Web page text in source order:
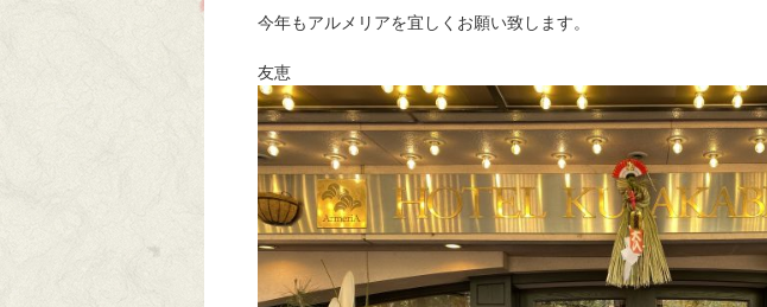
今年もアルメリアを宜しくお願い致します。
友恵